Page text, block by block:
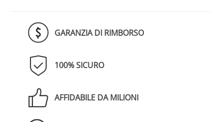
GARANZIA DI RIMBORSO
100% SICURO
AFFIDABILE DA MILIONI